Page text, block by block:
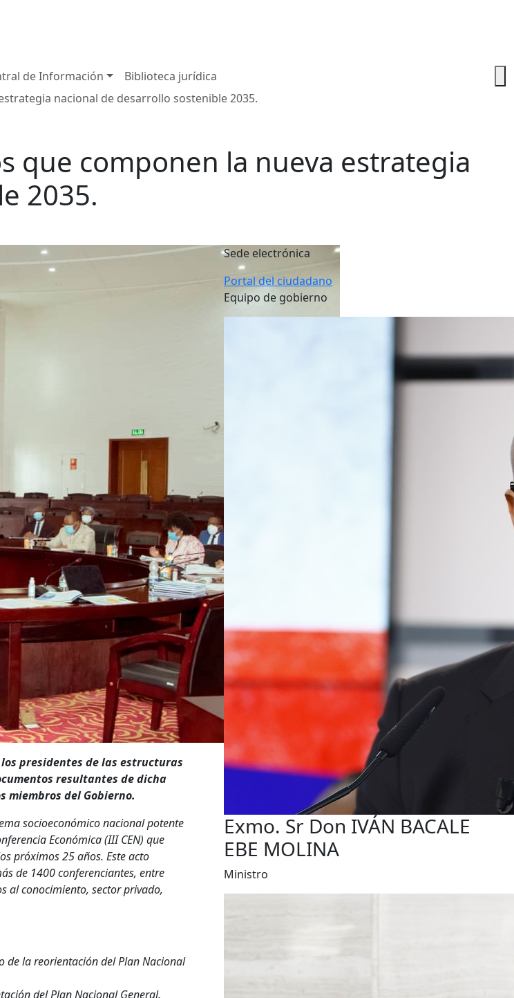
de Información
Biblioteca jurídica
nacional de desarrollo sostenible 2035.
que componen la nueva estrategia
2035.
los presidentes de las estructuras
resultantes de dicha
miembros del Gobierno.
socioeconómico nacional potente
Económica (III CEN) que
próximos 25 años. Este acto
de 1400 conferenciantes, entre
al conocimiento, sector privado,
de la reorientación del Plan Nacional
del Plan Nacional General.
Sede electrónica
Portal del ciudadano
Equipo de gobierno
Exmo. Sr Don IVÁN BACALE
EBE MOLINA
Ministro